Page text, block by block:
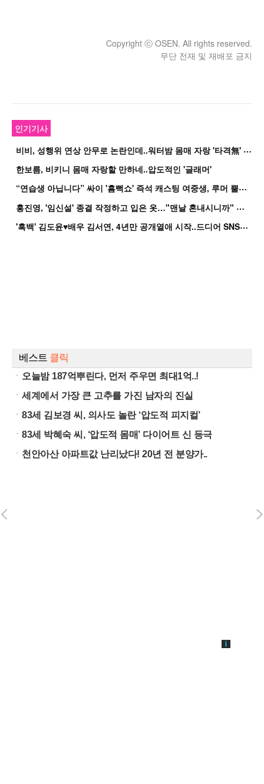
Copyright ⓒ OSEN. All rights reserved.
무단 전재 및 재배포 금지
인기기사
비
비, 성행위 연상 안무로 논란인데..워터밤 몸매 자랑 '타격無' 근황
한보름, 비키니 몸매 자랑할 만하네..압도적인 '글래머'
“
연습생 아닙니다” 싸이 '흠뻑쇼' 즉석 캐스팅 여중생, 루머 뿔났다[Oh!쎈 이...
홍
진영, '임신설' 종결 작정하고 입은 옷…"맨날 혼내시니까" 억울
'
흑백' 김도윤♥배우 김서연, 4년만 공개열애 시작..드디어 SNS에 노출 [핫피...